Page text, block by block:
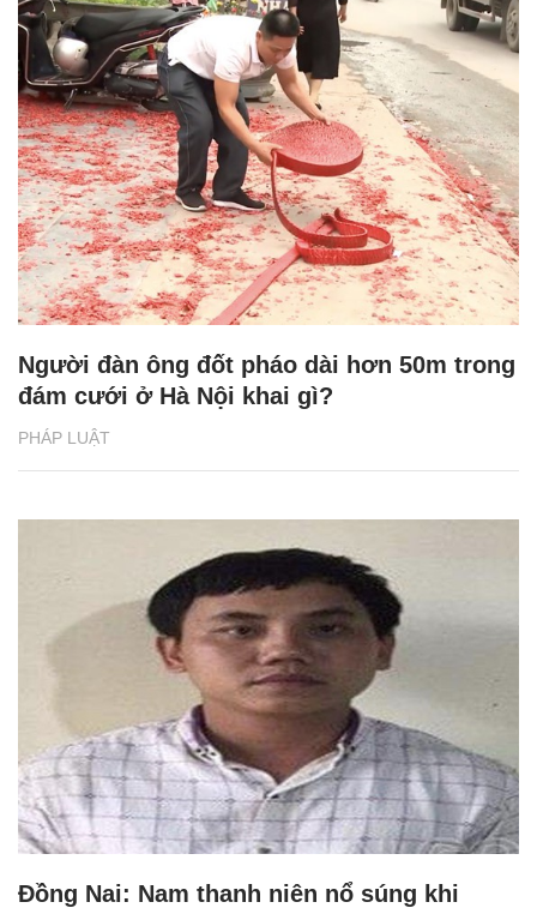
PHÁP LUẬT
Người đàn ông đốt pháo dài hơn 50m trong
đám cưới ở Hà Nội khai gì?
Đồng Nai: Nam thanh niên nổ súng khi